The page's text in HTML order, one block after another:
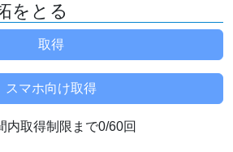
をとる
内取得制限まで0/60回